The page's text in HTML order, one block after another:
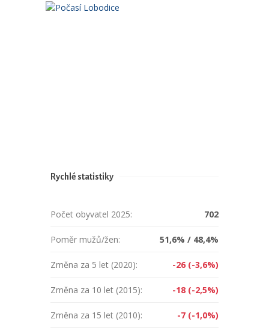
Rychlé statistiky
Počet obyvatel 2025: 702
Poměr mužů/žen: 51,6% / 48,4%
Změna za 5 let (2020): -26 (-3,6%)
Změna za 10 let (2015): -18 (-2,5%)
Změna za 15 let (2010): -7 (-1,0%)